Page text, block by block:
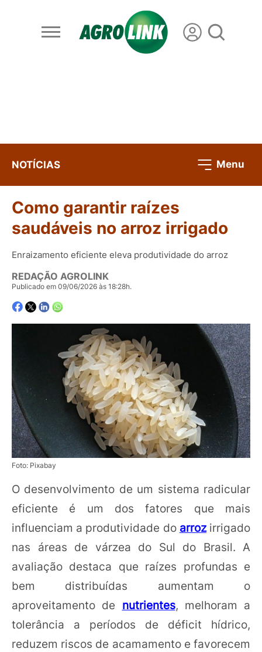
NOTÍCIAS Menu
Como garantir raízes
saudáveis no arroz irrigado
Enraizamento eficiente eleva produtividade do arroz
REDAÇÃO AGROLINK
Publicado em 09/06/2026 às 18:28h.
Foto: Pixabay
O desenvolvimento de um sistema radicular
eficiente é um dos fatores que mais
influenciam a produtividade do arrozirrigado
nas áreas de várzea do Sul do Brasil. A
avaliação destaca que raízes profundas e
bem distribuídas aumentam o
aproveitamento de nutrientes, melhoram a
tolerância a períodos de déficit hídrico,
reduzem riscos de acamamento e favorecem